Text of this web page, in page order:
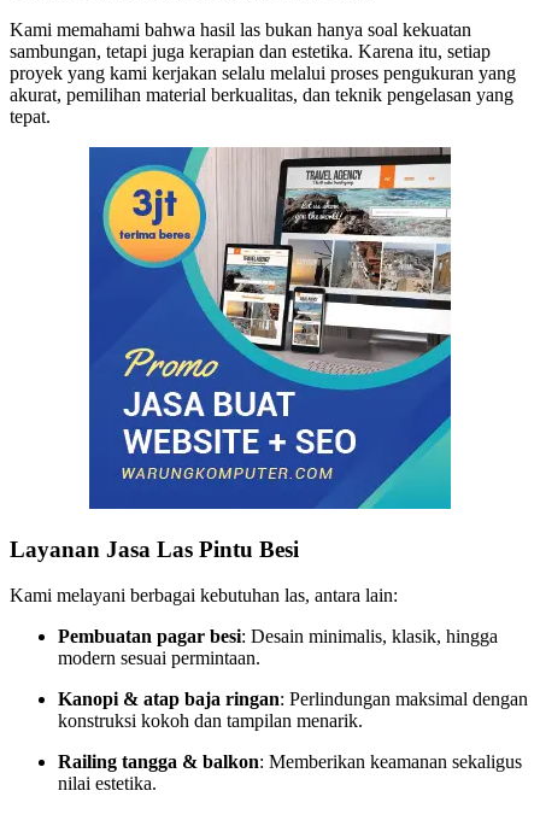
Kami memahami bahwa hasil las bukan hanya soal kekuatan
sambungan, tetapi juga kerapian dan estetika. Karena itu, setiap
proyek yang kami kerjakan selalu melalui proses pengukuran yang
akurat, pemilihan material berkualitas, dan teknik pengelasan yang
tepat.
Layanan Jasa Las Pintu Besi
Kami melayani berbagai kebutuhan las, antara lain:
Pembuatan pagar besi: Desain minimalis, klasik, hingga
modern sesuai permintaan.
Kanopi & atap baja ringan: Perlindungan maksimal dengan
konstruksi kokoh dan tampilan menarik.
Railing tangga & balkon: Memberikan keamanan sekaligus
nilai estetika.